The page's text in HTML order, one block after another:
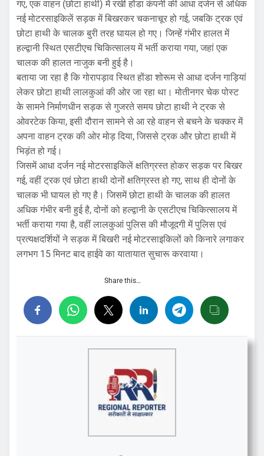
गए, एक वाहन (छोटा हाथी) में रखी होंडा कंपनी की आधा दर्जन से अधिक
नई मोटरसाइकिलें सड़क में बिखरकर चकनाचूर हो गई, जबकि ट्रक एवं
छोटा हाथी के चालक बुरी तरह घायल हो गए। जिन्हें गंभीर हालत में
हल्द्वानी स्थित एसटीएच चिकित्सालय में भर्ती कराया गया, जहां एक
चालक की हालत नाजुक बनी हुई है।
बताया जा रहा है कि गोरापड़ाव स्थित होंडा शोरूम से आधा दर्जन गाड़ियां
लेकर छोटा हाथी लालकुआं की ओर जा रहा था। मोतीनगर चेक पोस्ट
के सामने निर्माणधीन सड़क से गुजरते समय छोटा हाथी ने ट्रक से
ओवरटेक किया, इसी दौरान सामने से आ रहे वाहन से बचने के चक्कर में
अपना वाहन ट्रक की ओर मोड़ दिया, जिससे ट्रक और छोटा हाथी में
भिड़ंत हो गई।
जिसमें आधा दर्जन नई मोटरसाइकिलें क्षतिग्रस्त होकर सड़क पर बिखर
गई, वहीं ट्रक एवं छोटा हाथी दोनों क्षतिग्रस्त हो गए, साथ ही दोनों के
चालक भी घायल हो गए है। जिसमें छोटा हाथी के चालक की हालत
अधिक गंभीर बनी हुई है, दोनों को हल्द्वानी के एसटीएच चिकित्सालय में
भर्ती कराया गया है, वहीं लालकुआं पुलिस की मौजूदगी में पुलिस एवं
प्रत्यक्षदर्शियों ने सड़क में बिखरी नई मोटरसाइकिलों को किनारे लगाकर
लगभग 15 मिनट बाद हाईवे का यातायात सुचारू करवाया।
Share this…